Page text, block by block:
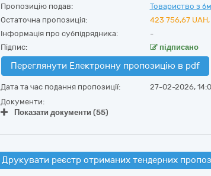
Пропозицію подав: Товариство з
Остаточна пропозиція:
423 756,67 UAH,
Інформація про субпідрядника:
-
Підпис:
підписано
Переглянути Електронну пропозицію в pdf
Дата та час подання пропозиції:
27-02-2026,
Документи:
Показати документи (55)
Друкувати реєстр отриманих тендерних